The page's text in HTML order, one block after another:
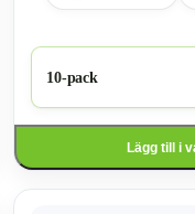
10-pack
Lägg till i